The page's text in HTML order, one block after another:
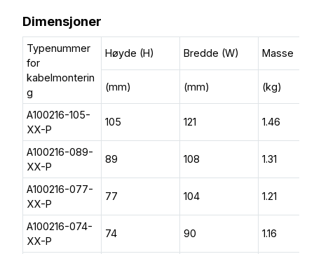
Dimensjoner
Typenummer
for
kabelmonterin
g
Høyde (H) Bredde (W) Masse
(mm) (mm) (kg)
A100216-105-
XX-P
105 121 1.46
A100216-089-
XX-P
89 108 1.31
A100216-077-
XX-P
77 104 1.21
A100216-074-
XX-P
74 90 1.16